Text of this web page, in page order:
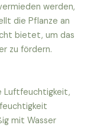
werden,
die Pflanze an
bietet, um das
zu fördern.
Luftfeuchtigkeit,
mit Wasser